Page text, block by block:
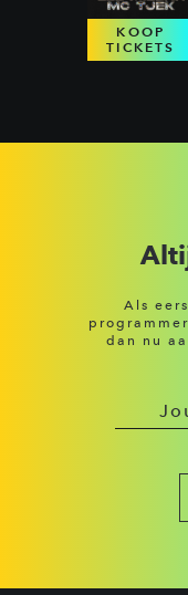
KOOP
TICKETS
Als
dan nu